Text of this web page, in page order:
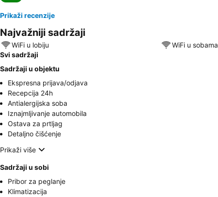
Prikaži recenzije
Najvažniji sadržaji
WiFi u lobiju WiFi u sobama
Svi sadržaji
Sadržaji u objektu
Ekspresna prijava/odjava
Recepcija 24h
Antialergijska soba
Iznajmljivanje automobila
Ostava za prtljag
Detaljno čišćenje
Prikaži više
Sadržaji u sobi
Pribor za peglanje
Klimatizacija